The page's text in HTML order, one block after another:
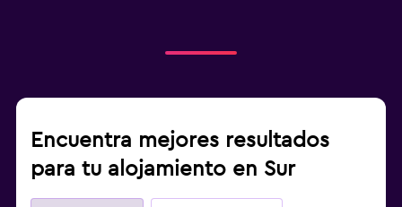
Encuentra mejores resultados
para tu alojamiento en Sur